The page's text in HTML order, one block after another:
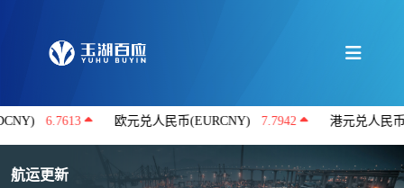
6.7613 欧元兑人民币(EURCNY) 7.7942 港元兑人民币
航运更新